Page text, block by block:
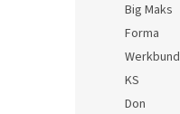
Big Maks
Forma
Werkbund
KS
Don